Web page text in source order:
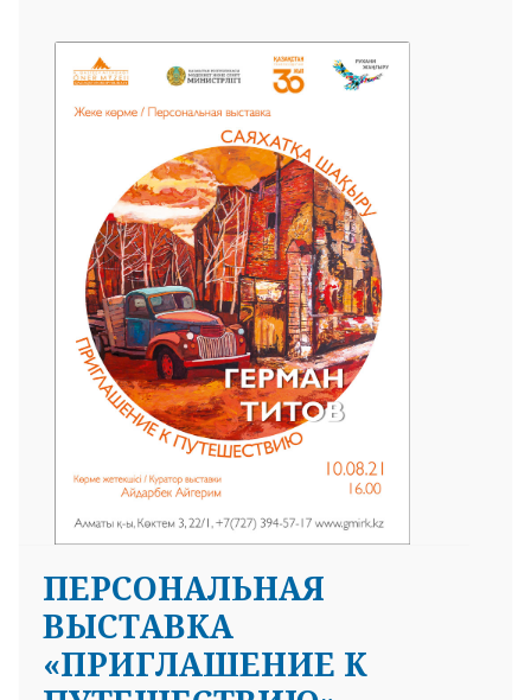
ПЕРСОНАЛЬНАЯ
ВЫСТАВКА
«ПРИГЛАШЕНИЕ К